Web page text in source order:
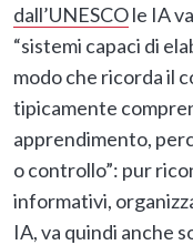
dall’UNESCOle IA
“sistemi capaci di
modo che ricorda il
tipicamente
apprendimento,
o controllo”: pur
informativi,
IA, va quindi anche